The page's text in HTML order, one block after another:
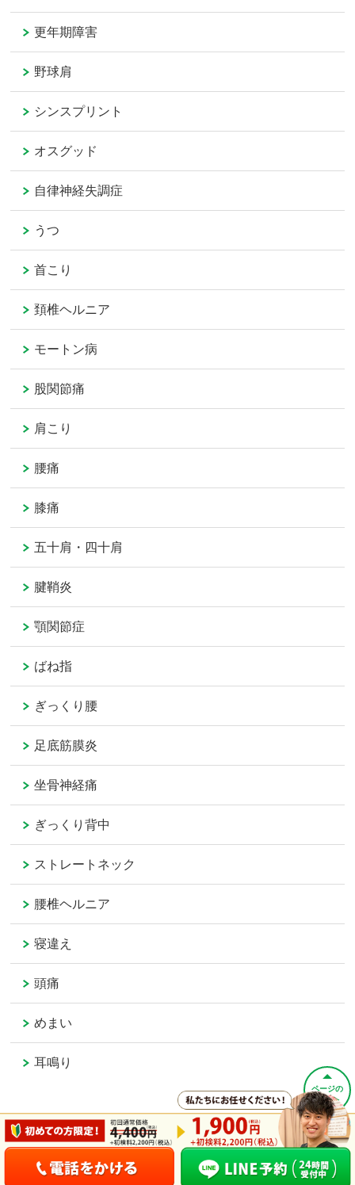
更年期障害
野球肩
シンスプリント
オスグッド
自律神経失調症
うつ
首こり
頚椎ヘルニア
モートン病
股関節痛
肩こり
腰痛
膝痛
五十肩・四十肩
腱鞘炎
顎関節症
ばね指
ぎっくり腰
足底筋膜炎
坐骨神経痛
ぎっくり背中
ストレートネック
腰椎ヘルニア
寝違え
頭痛
めまい
耳鳴り
ページの
先頭へ